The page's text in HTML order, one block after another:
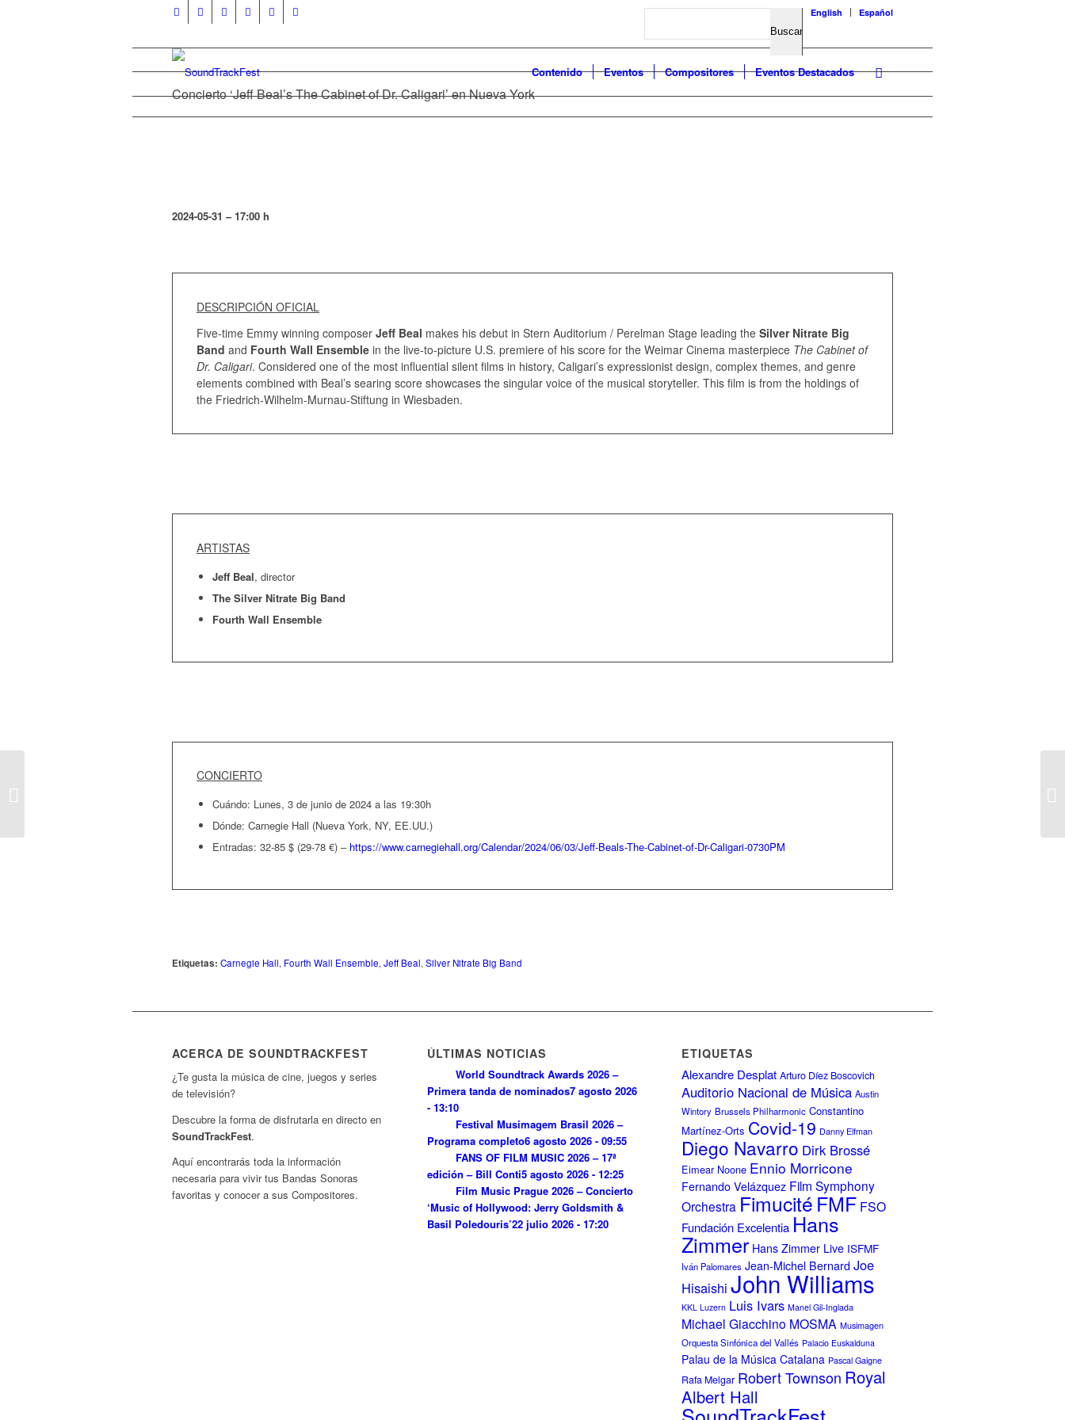
Search English Español
Contenido Eventos Compositores Eventos Destacados
Concierto ‘Jeff Beal’s The Cabinet of Dr. Caligari’ en Nueva York
2024-05-31 – 17:00 h
DESCRIPCIÓN OFICIAL
Five-time Emmy winning composer Jeff Beal makes his debut in Stern Auditorium / Perelman Stage leading the Silver Nitrate Big
Band and Fourth Wall Ensemble in the live-to-picture U.S. premiere of his score for the Weimar Cinema masterpiece The Cabinet of
Dr. Caligari. Considered one of the most influential silent films in history, Caligari’s expressionist design, complex themes, and genre
elements combined with Beal’s searing score showcases the singular voice of the musical storyteller. This film is from the holdings of
the Friedrich-Wilhelm-Murnau-Stiftung in Wiesbaden.
ARTISTAS
Jeff Beal, director
The Silver Nitrate Big Band
Fourth Wall Ensemble
CONCIERTO
Cuándo: Lunes, 3 de junio de 2024 a las 19:30h
Dónde: Carnegie Hall (Nueva York, NY, EE.UU.)
Entradas: 32-85 $ (29-78 €) – https://www.carnegiehall.org/Calendar/2024/06/03/Jeff-Beals-The-Cabinet-of-Dr-Caligari-0730PM
Etiquetas: Carnegie Hall, Fourth Wall Ensemble,Jeff Beal,Silver Nitrate Big Band
ACERCA DE SOUNDTRACKFEST
¿Te gusta la música de cine, juegos y series
de televisión?
Descubre la forma de disfrutarla en directo en
SoundTrackFest.
Aquí encontrarás toda la información
necesaria para vivir tus Bandas Sonoras
favoritas y conocer a sus Compositores.
ÚLTIMAS NOTICIAS
World Soundtrack Awards 2026 –
Primera tanda de nominados7 agosto 2026
- 13:10
Festival Musimagem Brasil 2026 –
Programa completo6 agosto 2026 - 09:55
FANS OF FILM MUSIC 2026 – 17ª
edición – Bill Conti5 agosto 2026 - 12:25
Film Music Prague 2026 – Concierto
‘Music of Hollywood: Jerry Goldsmith &
Basil Poledouris’22 julio 2026 - 17:20
ETIQUETAS
Alexandre Desplat Arturo Díez Boscovich
Auditorio Nacional de Música Austin
Wintory Brussels Philharmonic Constantino
Martínez-Orts Covid-19 Danny Elfman
Diego Navarro Dirk Brossé
Eimear Noone Ennio Morricone
Fernando Velázquez Film Symphony
Orchestra Fimucité FMF FSO
Fundación Excelentia Hans
Zimmer Hans Zimmer Live ISFMF
Iván Palomares Jean-Michel Bernard Joe
Hisaishi John Williams
KKL Luzern Luis Ivars Manel Gil-Inglada
Michael Giacchino MOSMA Musimagen
Orquesta Sinfónica del Vallés Palacio Euskalduna
Palau de la Música Catalana Pascal Gaigne
Rafa Melgar Robert Townson Royal
Albert Hall